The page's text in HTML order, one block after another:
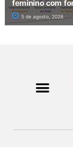
feminino com
5 de agosto, 2026